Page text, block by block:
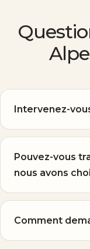
Intervenez-
Pouvez-vous
nous avons
Comment